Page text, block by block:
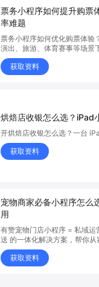
票务小程序如何提升购票
率难题
票务小程序如何优化购票体验
演出、旅游、体育赛事等场景
售渠道、实现会员精准营销的
“票务小程序”、“购票体验”、“
获取资料
烘焙店收银怎么选？iPad
开烘焙店收银怎么选？一台
获取资料
宠物商家必备小程序怎么
用
有赞宠物门店小程序 = 私域
送 的一体化解决方案，帮你从
获取资料